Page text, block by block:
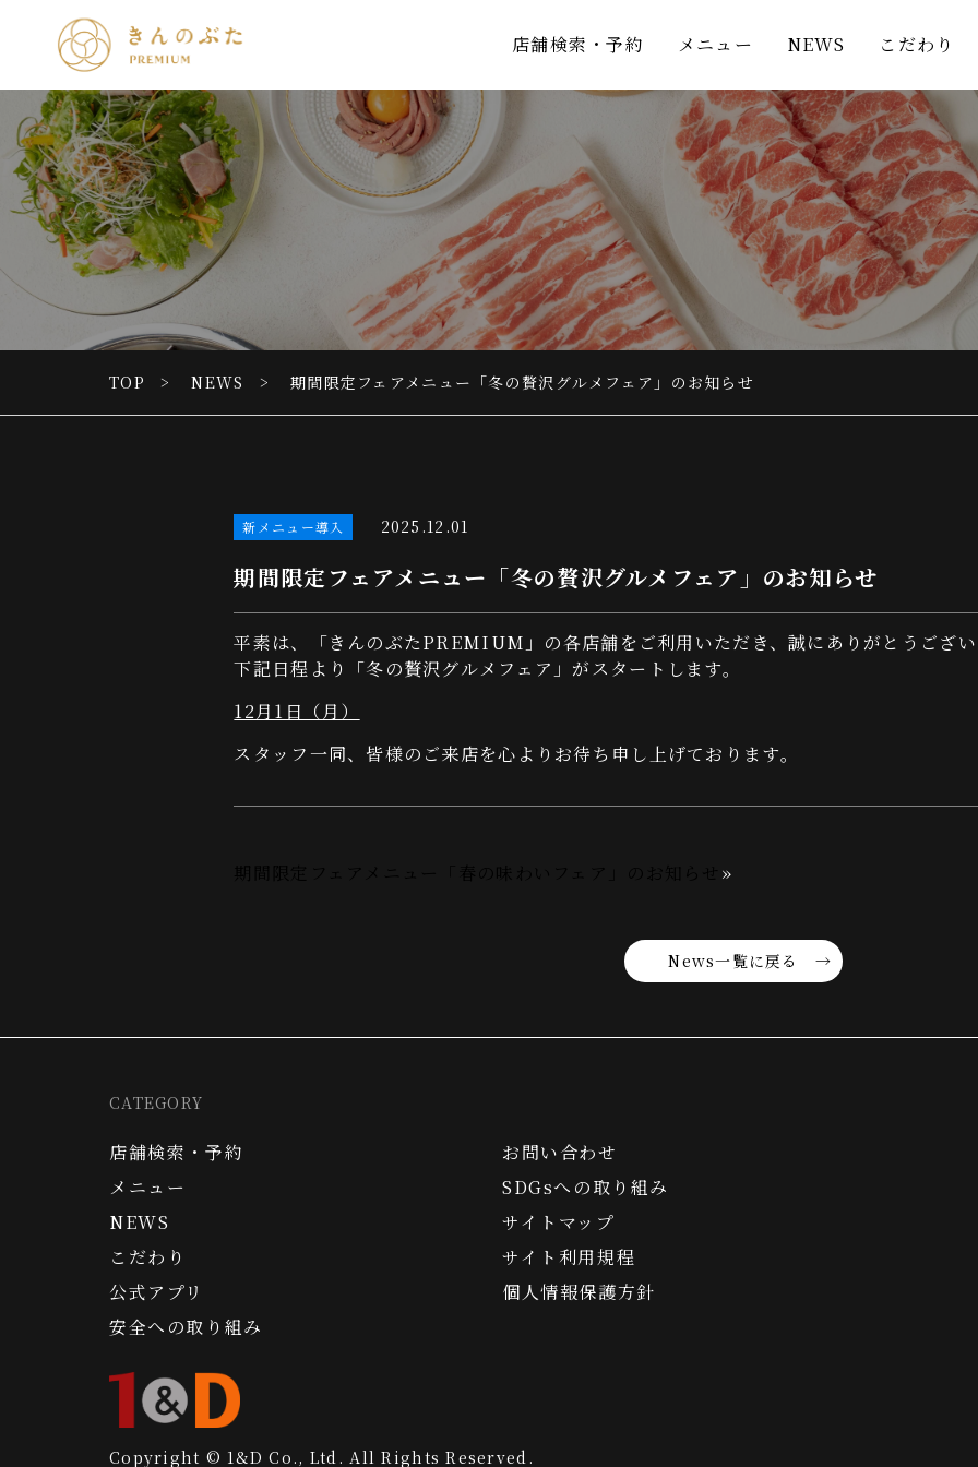
店舗検索・予約 メニュー NEWS こだわり
TOP NEWS 期間限定フェアメニュー「冬の贅沢グルメフェア」のお知らせ
新メニュー導入 2025.12.01
期間限定フェアメニュー「冬の贅沢グルメフェア」のお知らせ
平素は、「きんのぶたPREMIUM」の各店舗をご利用いただき、誠にありがとうござ
下記日程より「冬の贅沢グルメフェア」がスタートします。
12月1日（月）
スタッフ一同、皆様のご来店を心よりお待ち申し上げております。
»
News一覧に戻る
CATEGORY
店舗検索・予約
メニュー
NEWS
こだわり
公式アプリ
安全への取り組み
お問い合わせ
SDGsへの取り組み
サイトマップ
サイト利用規程
個人情報保護方針
Copyright © 1&D Co., Ltd. All Rights Reserved.